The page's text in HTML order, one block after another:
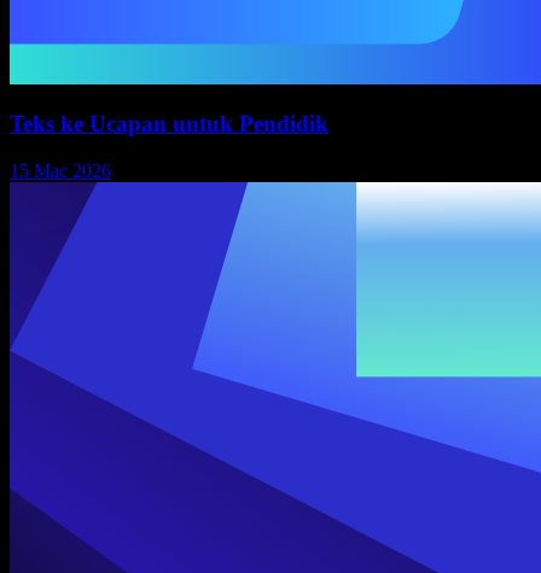
Teks ke Ucapan untuk Pendidik
15 Mac 2026